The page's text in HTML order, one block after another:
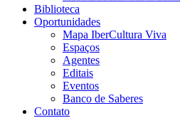
Biblioteca
Oportunidades
Mapa IberCultura Viva
Espaços
Agentes
Editais
Eventos
Banco de Saberes
Contato